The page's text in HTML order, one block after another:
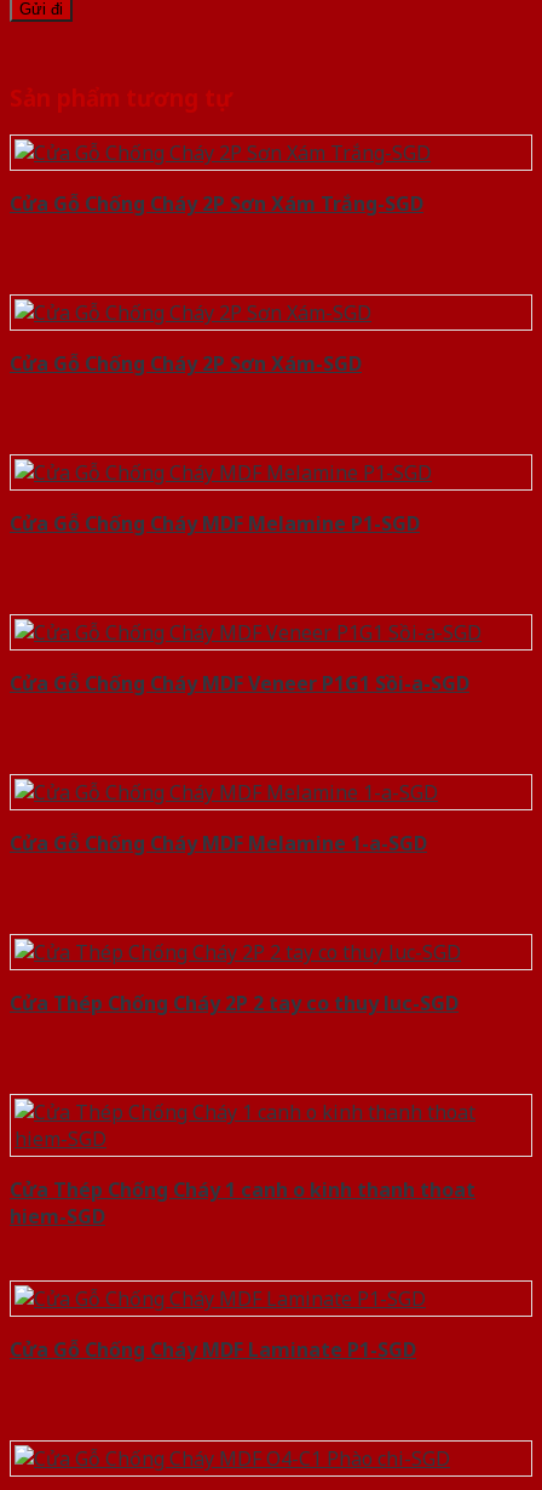
Sản phẩm tương tự
Cửa Gỗ Chống Cháy 2P Sơn Xám Trắng-SGD
Cửa Gỗ Chống Cháy 2P Sơn Xám-SGD
Cửa Gỗ Chống Cháy MDF Melamine P1-SGD
Cửa Gỗ Chống Cháy MDF Veneer P1G1 Sồi-a-SGD
Cửa Gỗ Chống Cháy MDF Melamine 1-a-SGD
Cửa Thép Chống Cháy 2P 2 tay co thuy luc-SGD
Cửa Thép Chống Cháy 1 canh o kinh thanh thoat
hiem-SGD
Cửa Gỗ Chống Cháy MDF Laminate P1-SGD